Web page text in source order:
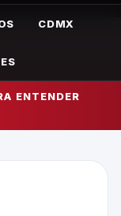
CDMX
ENTENDER